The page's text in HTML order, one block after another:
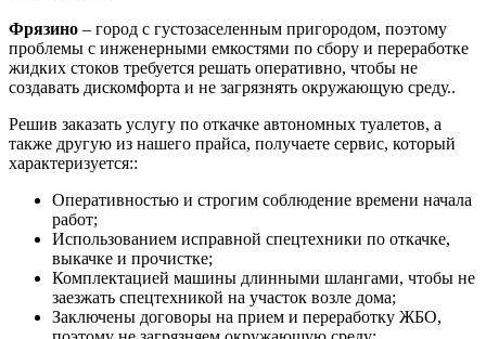
Фрязино – город с густозаселенным пригородом, поэтому
проблемы с инженерными емкостями по сбору и переработке
жидких стоков требуется решать оперативно, чтобы не
создавать дискомфорта и не загрязнять окружающую среду..
Решив заказать услугу по откачке автономных туалетов, а
также другую из нашего прайса, получаете сервис, который
характеризуется::
Оперативностью и строгим соблюдение времени начала
работ;
Использованием исправной спецтехники по откачке,
выкачке и прочистке;
Комплектацией машины длинными шлангами, чтобы не
заезжать спецтехникой на участок возле дома;
Заключены договоры на прием и переработку ЖБО,